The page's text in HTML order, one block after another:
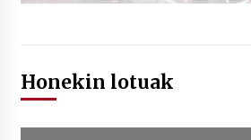
Honekin lotuak